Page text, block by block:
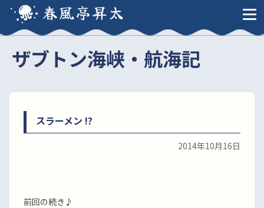
春風亭昇太
ザブトン海峡・航海記
スラーメン !?
2014年10月16日
前回の続き♪